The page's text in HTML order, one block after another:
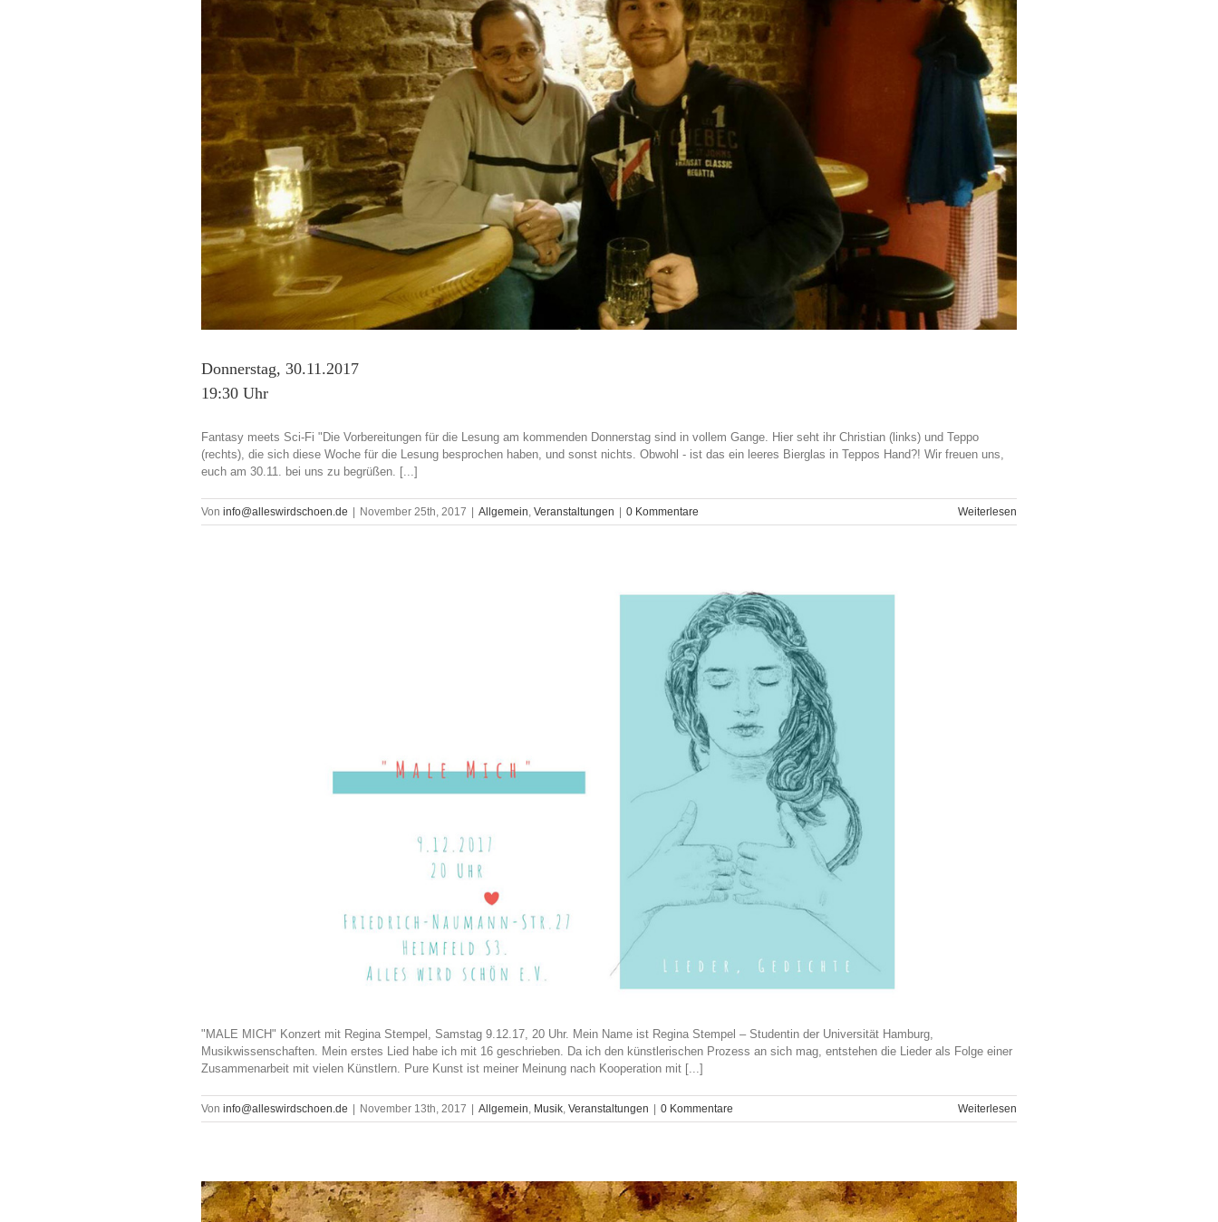
Donnerstag, 30.11.2017
19:30 Uhr
Fantasy meets Sci-Fi "Die Vorbereitungen für die Lesung am kommenden Donnerstag sind in vollem Gange. Hier seht ihr Christian (links) und Teppo
(rechts), die sich diese Woche für die Lesung besprochen haben, und sonst nichts. Obwohl - ist das ein leeres Bierglas in Teppos Hand?! Wir freuen uns,
euch am 30.11. bei uns zu begrüßen. [...]
Von info@alleswirdschoen.de | November 25th, 2017 | Allgemein Veranstaltungen | 0 Kommentare Weiterlesen
"MALE MICH" Konzert mit Regina Stempel, Samstag 9.12.17, 20 Uhr. Mein Name ist Regina Stempel – Studentin der Universität Hamburg,
Musikwissenschaften. Mein erstes Lied habe ich mit 16 geschrieben. Da ich den künstlerischen Prozess an sich mag, entstehen die Lieder als Folge einer
Zusammenarbeit mit vielen Künstlern. Pure Kunst ist meiner Meinung nach Kooperation mit [...]
Von info@alleswirdschoen.de | November 13th, 2017 | Allgemein Musik Veranstaltungen | 0 Kommentare Weiterlesen